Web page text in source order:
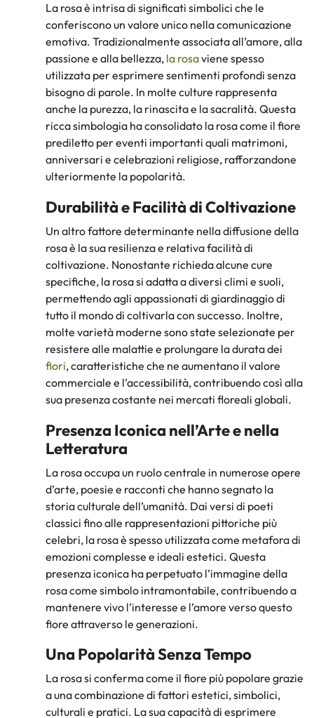
La rosa è intrisa di significati simbolici che le
conferiscono un valore unico nella comunicazione
emotiva. Tradizionalmente associata all’amore, alla
passione e alla bellezza, la rosaviene spesso
utilizzata per esprimere sentimenti profondi senza
bisogno di parole. In molte culture rappresenta
anche la purezza, la rinascita e la sacralità. Questa
ricca simbologia ha consolidato la rosa come il fiore
prediletto per eventi importanti quali matrimoni,
anniversari e celebrazioni religiose, rafforzandone
ulteriormente la popolarità.
Durabilità e Facilità di Coltivazione
Un altro fattore determinante nella diffusione della
rosa è la sua resilienza e relativa facilità di
coltivazione. Nonostante richieda alcune cure
specifiche, la rosa si adatta a diversi climi e suoli,
permettendo agli appassionati di giardinaggio di
tutto il mondo di coltivarla con successo. Inoltre,
molte varietà moderne sono state selezionate per
resistere alle malattie e prolungare la durata dei
fiori, caratteristiche che ne aumentano il valore
commerciale e l’accessibilità, contribuendo così alla
sua presenza costante nei mercati floreali globali.
Presenza Iconica nell’Arte e nella
Letteratura
La rosa occupa un ruolo centrale in numerose opere
d’arte, poesie e racconti che hanno segnato la
storia culturale dell’umanità. Dai versi di poeti
classici fino alle rappresentazioni pittoriche più
celebri, la rosa è spesso utilizzata come metafora di
emozioni complesse e ideali estetici. Questa
presenza iconica ha perpetuato l’immagine della
rosa come simbolo intramontabile, contribuendo a
mantenere vivo l’interesse e l’amore verso questo
fiore attraverso le generazioni.
Una Popolarità Senza Tempo
La rosa si conferma come il fiore più popolare grazie
a una combinazione di fattori estetici, simbolici,
culturali e pratici. La sua capacità di esprimere